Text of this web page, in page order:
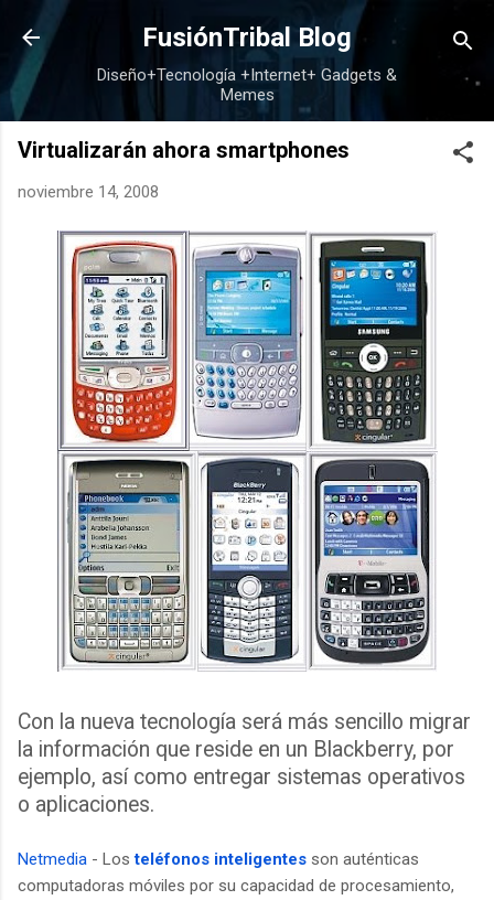
Ir al contenido principal
FusiónTribal Blog
Diseño+Tecnología +Internet+ Gadgets &
Memes
Virtualizarán ahora smartphones
noviembre 14, 2008
Con la nueva tecnología será más sencillo migrar
la información que reside en un Blackberry, por
ejemplo, así como entregar sistemas operativos
o aplicaciones.
Netmedia - Losteléfonos inteligentes son auténticas
computadoras móviles por su capacidad de procesamiento,